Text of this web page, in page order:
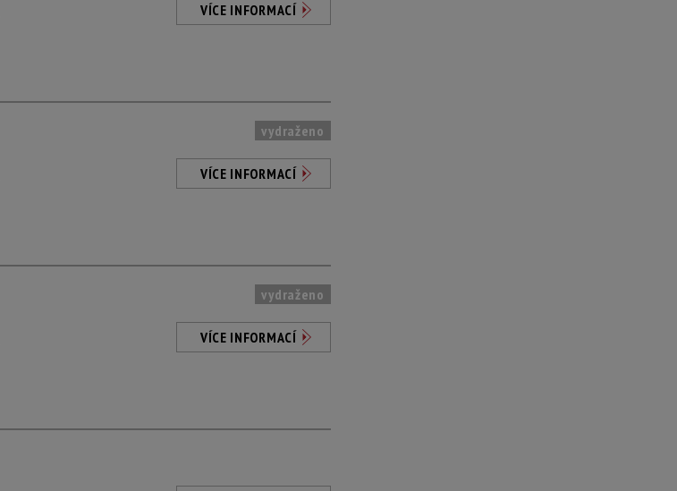
VÍCE INFORMACÍ
vydraženo
VÍCE INFORMACÍ
vydraženo
VÍCE INFORMACÍ